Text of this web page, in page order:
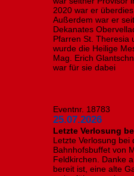
2020 war er
Außerdem war er
Dekanates
Pfarren St. Theresia
wurde die Heilige
Mag. Erich
war für sie dabei
Eventnr. 18783
25.07.2026
​Letzte Verlosung
Letzte Verlosung
Bahnhofsbuffet von
Feldkirchen. Danke
bereit ist, eine alte